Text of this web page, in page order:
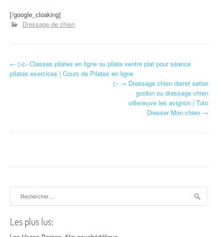
[/google_cloaking]
Dressage de chien
Navigation d'article
← ▷▷ Classes pilates en ligne ou pilate ventre plat pour séance
pilates exercices | Cours de Pilates en ligne
▷ → Dressage chien darret setter
gordon ou dressage chien
villeneuve les avignon | Tuto
Dresser Mon chien →
Les plus lus: